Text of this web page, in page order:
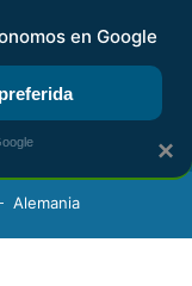
RENTA
Alemania
×
en Google